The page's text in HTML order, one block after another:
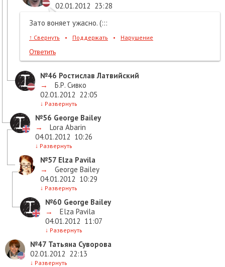
02.01.2012 23:28
Зато воняет ужасно. (:::
↑ Свернуть • Поддержать • Нарушение
Ответить
№46 Ростислав Латвийский
→
Б.Р. Сивко
02.01.2012 22:05
↓ Развернуть
№56 George Bailey
→
Lora Abarin
04.01.2012 10:26
↓ Развернуть
№57 Elza Pavila
→
George Bailey
04.01.2012 10:29
↓ Развернуть
№60 George Bailey
→
Elza Pavila
04.01.2012 11:07
↓ Развернуть
№47 Татьяна Суворова
02.01.2012 22:13
↓ Развернуть